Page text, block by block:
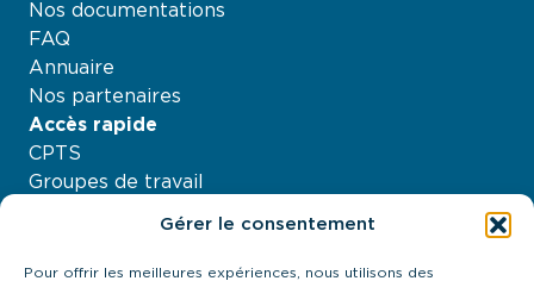
Gérer le consentement
Pour offrir les meilleures expériences, nous utilisons des
Nos documentations
FAQ
Annuaire
Nos partenaires
Accès rapide
CPTS
Groupes de travail
À propos